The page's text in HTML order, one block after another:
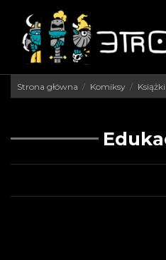
Strona główna Komiksy Książki